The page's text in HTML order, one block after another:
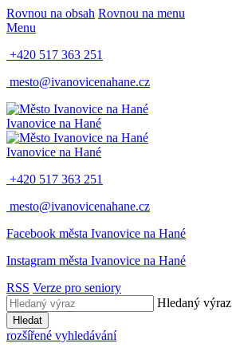
Rovnou na obsah Rovnou na menu
Menu
+420 517 363 251
mesto@ivanovicenahane.cz
Ivanovice na Hané
Ivanovice na Hané
+420 517 363 251
mesto@ivanovicenahane.cz
Facebook města Ivanovice na Hané
Instagram města Ivanovice na Hané
RSS Verze pro seniory
Hledaný výraz
Hledat
rozšířené vyhledávání